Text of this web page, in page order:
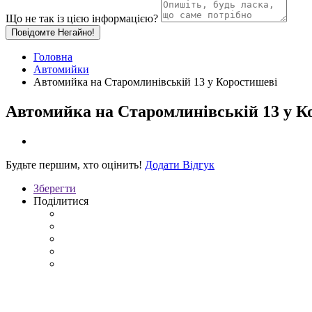
Що не так із цією інформацією?
Повідомте Негайно!
Головна
Автомийки
Автомийка на Старомлинівській 13 у Коростишеві
Автомийка на Старомлинівській 13 у
Будьте першим, хто оцінить! Додати Відгук
Зберегти
Поділитися